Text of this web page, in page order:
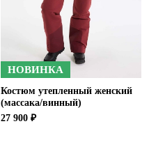
НОВИНКА
Костюм утепленный женский
(массака/винный)
27 900 ₽